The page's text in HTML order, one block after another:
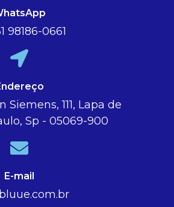
98186-0661
Siemens, 111, Lapa de
Sp - 05069-900
E-mail